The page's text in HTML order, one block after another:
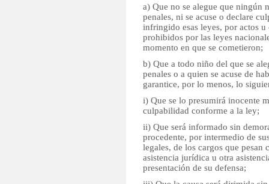
a) Que no se alegue que ningún
penales, ni se acuse o declare
infringido esas leyes, por actos u
prohibidos por las leyes
momento en que se cometieron;
b) Que a todo niño del que se
penales o a quien se acuse de
garantice, por lo menos, lo
i) Que se lo presumirá inocente
culpabilidad conforme a la ley;
ii) Que será informado sin
procedente, por intermedio de
legales, de los cargos que pesan
asistencia jurídica u otra
presentación de su defensa;